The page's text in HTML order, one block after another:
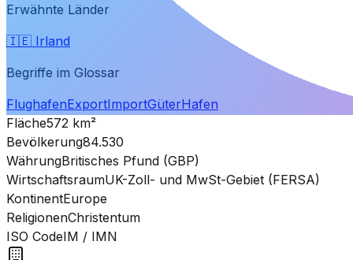
Erwähnte Länder
🇮🇪 Irland
Begriffe im Glossar
FlughafenExportImportGüterHafen
Fläche572 km²
Bevölkerung84.530
WährungBritisches Pfund (GBP)
WirtschaftsraumUK-Zoll- und MwSt-Gebiet (FERSA)
KontinentEurope
ReligionenChristentum
ISO CodeIM / IMN